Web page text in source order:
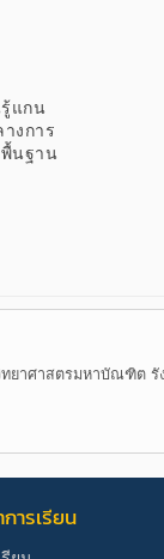
แกน
งการ
นฐาน
าศาสตรมหาบัณฑิต
ารเรียน